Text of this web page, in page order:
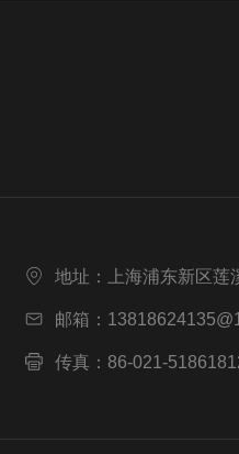
地址：上海浦东新区莲
邮箱：
传真：86-021-